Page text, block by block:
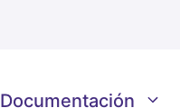
Documentación